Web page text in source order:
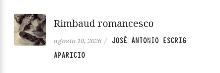
Rimbaud romancesco
agosto 10, 2026 /
JOSÉ ANTONIO ESCRIG
APARICIO